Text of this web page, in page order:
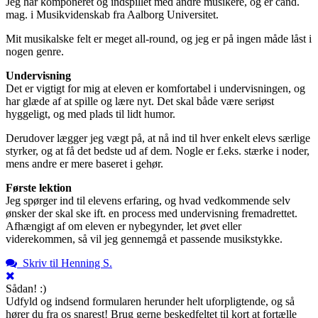
mag. i Musikvidenskab fra Aalborg Universitet.
Mit musikalske felt er meget all-round, og jeg er på ingen måde låst i
nogen genre.
Undervisning
Det er vigtigt for mig at eleven er komfortabel i undervisningen, og
har glæde af at spille og lære nyt. Det skal både være seriøst
hyggeligt, og med plads til lidt humor.
Derudover lægger jeg vægt på, at nå ind til hver enkelt elevs særlige
styrker, og at få det bedste ud af dem. Nogle er f.eks. stærke i noder,
mens andre er mere baseret i gehør.
Første lektion
Jeg spørger ind til elevens erfaring, og hvad vedkommende selv
ønsker der skal ske ift. en process med undervisning fremadrettet.
Afhængigt af om eleven er nybegynder, let øvet eller
viderekommen, så vil jeg gennemgå et passende musikstykke.
Skriv til Henning S.
Sådan! :)
Udfyld og indsend formularen herunder helt uforpligtende, og så
hører du fra os snarest! Brug gerne beskedfeltet til kort at fortælle